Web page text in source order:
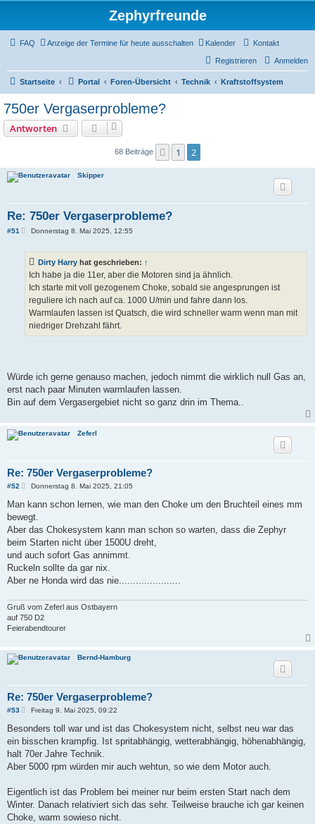
Zephyrfreunde
FAQ Anzeige der Termine für heute ausschalten Kalender Kontakt
Anmelden
Registrieren
Startseite Portal Foren-Übersicht Technik Kraftstoffsystem
750er Vergaserprobleme?
Antworten
68 Beiträge Vorherige
1 2
Skipper
Re: 750er Vergaserprobleme?
#51
B
r
a
Donnerstag 8. Mai 2025, 12:55
Dirty Harry hat geschrieben: ↑
Ich habe ja die 11er, aber die Motoren sind ja ähnlich.
Ich starte mit voll gezogenem Choke, sobald sie angesprungen ist
reguliere ich nach auf ca. 1000 U/min und fahre dann los.
Warmlaufen lassen ist Quatsch, die wird schneller warm wenn man mit
niedriger Drehzahl fährt.
Würde ich gerne genauso machen, jedoch nimmt die wirklich null Gas an,
erst nach paar Minuten warmlaufen lassen.
Bin auf dem Vergasergebiet nicht so ganz drin im Thema..
Zeferl
Re: 750er Vergaserprobleme?
#52
B
i
r
a
Donnerstag 8. Mai 2025, 21:05
Man kann schon lernen, wie man den Choke um den Bruchteil eines mm
bewegt.
Aber das Chokesystem kann man schon so warten, dass die Zephyr
beim Starten nicht über 1500U dreht,
und auch sofort Gas annimmt.
Ruckeln sollte da gar nix.
Aber ne Honda wird das nie......................
Gruß vom Zeferl aus Ostbayern
auf 750 D2
Feierabendtourer
Bernd-Hamburg
Re: 750er Vergaserprobleme?
#53
B
i
r
a
Freitag 9. Mai 2025, 09:22
Besonders toll war und ist das Chokesystem nicht, selbst neu war das
ein bisschen krampfig. Ist spritabhängig, wetterabhängig, höhenabhängig,
halt 70er Jahre Technik.
Aber 5000 rpm würden mir auch wehtun, so wie dem Motor auch.
Eigentlich ist das Problem bei meiner nur beim ersten Start nach dem
Winter. Danach relativiert sich das sehr. Teilweise brauche ich gar keinen
Choke, warm sowieso nicht.